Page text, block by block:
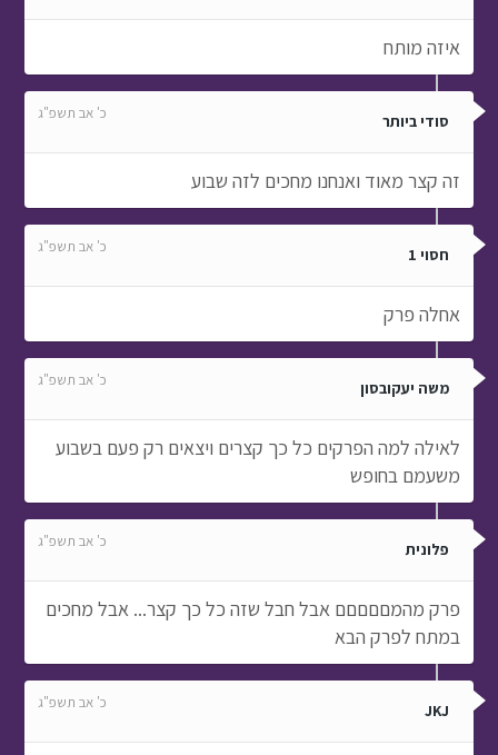
איזה מותח
סודי ביותר כ' אב תשפ"ג
זה קצר מאוד ואנחנו מחכים לזה שבוע
חסוי 1 כ' אב תשפ"ג
אחלה פרק
משה יעקובסון כ' אב תשפ"ג
לאילה למה הפרקים כל כך קצרים ויצאים רק פעם בשבוע
משעמם בחופש
פלונית כ' אב תשפ"ג
פרק מהמםםםםם אבל חבל שזה כל כך קצר... אבל מחכים
במתח לפרק הבא
JKJ כ' אב תשפ"ג